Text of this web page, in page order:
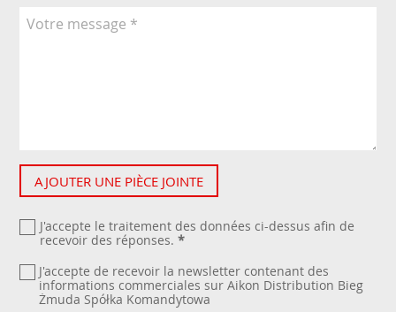
AJOUTER UNE PIÈCE JOINTE
J'accepte le traitement des données ci-dessus afin de
recevoir des réponses. *
J'accepte de recevoir la newsletter contenant des
informations commerciales sur Aikon Distribution Bieg
Żmuda Spółka Komandytowa